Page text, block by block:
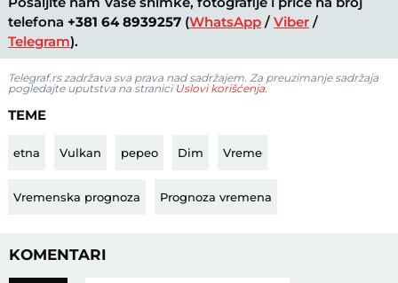
telefona +381 64 8939257 (WhatsApp /Viber /
Telegram).
Telegraf.rs zadržava sva prava nad sadržajem. Za preuzimanje sadržaja
pogledajte uputstva na stranici Uslovi korišćenja.
TEME
etna Vulkan pepeo Dim Vreme
Vremenska prognoza Prognoza vremena
KOMENTARI